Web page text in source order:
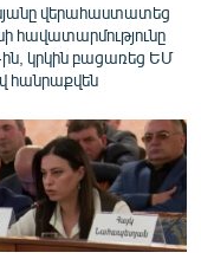
վերահաստատեց
հավատարմությունը
կրկին բացառեց ԵՄ
հանրաքվեն